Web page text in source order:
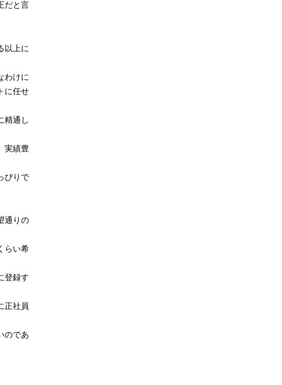
だと言
以上に
わけに
に任せ
精通し
実績豊
ぴりで
通りの
らい希
登録す
正社員
のであ